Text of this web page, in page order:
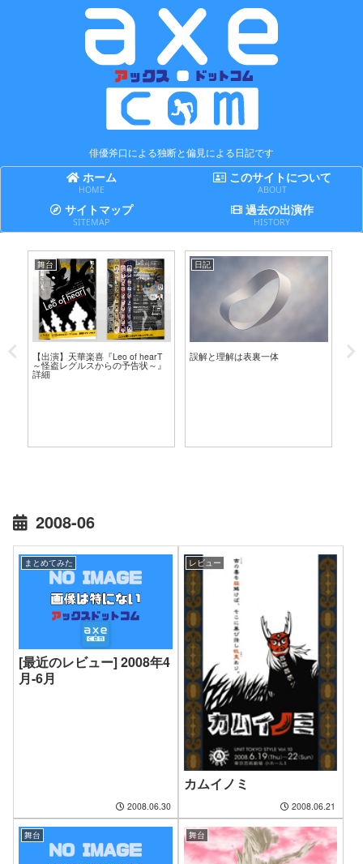
俳優斧口による独断と偏見による日記です
ホーム
HOME
このサイトについて
ABOUT
サイトマップ
SITEMAP
過去の出演作
HISTORY
舞台
【出演】天華楽喜『Leo of hearT
～怪盗レグルスからの予告状～』
詳細
日記
誤解と理解は表裏一体
2008-06
まとめてみた
[最近のレビュー] 2008年4
月-6月
2008.06.30
レビュー
カムイノミ
2008.06.21
舞台 舞台